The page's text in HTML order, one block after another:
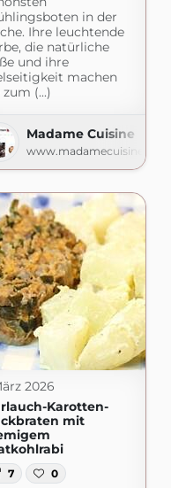
in der
Ihre leuchtende
die natürliche
und ihre
machen
zum (...)
Madame Cuisine
www.madamecuisine.de
2026
Karotten-
mit
7 0